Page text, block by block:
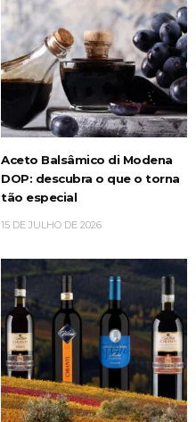
Aceto Balsâmico di Modena
DOP: descubra o que o torna
tão especial
15 DE JULHO DE 2026